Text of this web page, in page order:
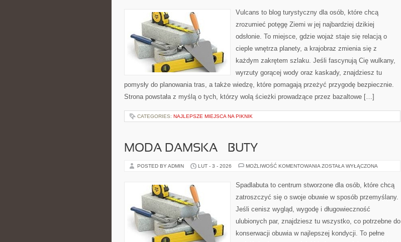
Vulcans to blog turystyczny dla osób, które chcą
zrozumieć potęgę Ziemi w jej najbardziej dzikiej
odsłonie. To miejsce, gdzie wojaż staje się relacją o
cieple wnętrza planety, a krajobraz zmienia się z
każdym zakrętem szlaku. Jeśli fascynują Cię wulkany,
wyrzuty gorącej wody oraz kaskady, znajdziesz tu
pomysły do planowania tras, a także wiedzę, które pomagają przeżyć przygodę bezpiecznie.
Strona powstała z myślą o tych, którzy wolą ścieżki prowadzące przez bazaltowe […]
CATEGORIES: NAJLEPSZE MIEJSCA NA PIKNIK
MODA DAMSKA – BUTY
POSTED BY ADMIN LUT - 3 - 2026 MOŻLIWOŚĆ KOMENTOWANIA MODA
ZOSTAŁA WYŁĄCZONA
Spadlabuta to centrum stworzone dla osób, które chcą
zatroszczyć się o swoje obuwie w sposób przemyślany.
Jeśli cenisz wygląd, wygodę i długowieczność
ulubionych par, znajdziesz tu wszystko, co potrzebne do
konserwacji obuwia w najlepszej kondycji. To pełne